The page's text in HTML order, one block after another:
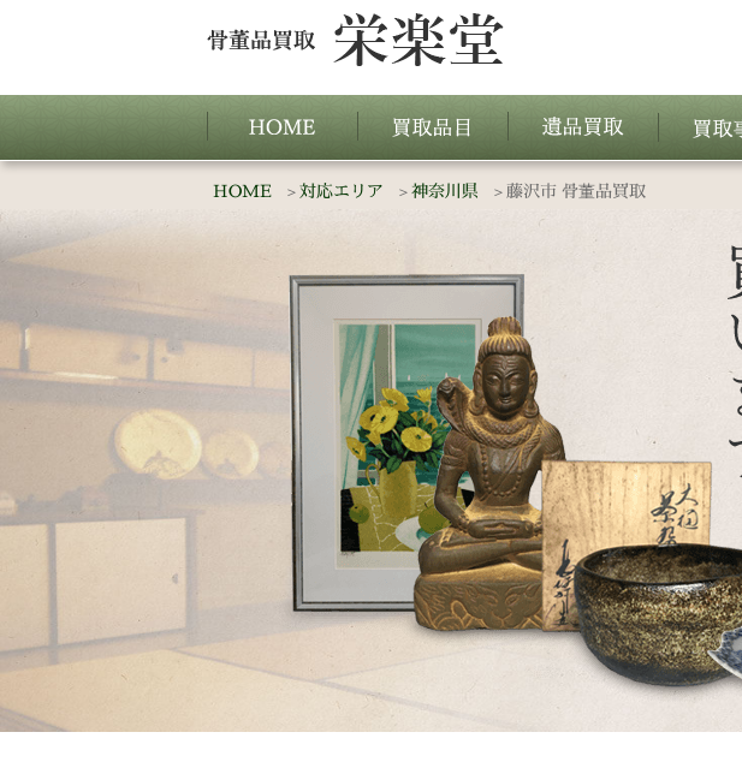
HOME 対応エリア 神奈川県 藤沢市 骨董品買取